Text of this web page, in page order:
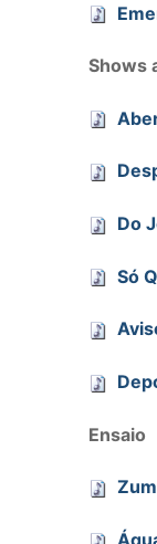
Shows
Do
Só
Ensaio